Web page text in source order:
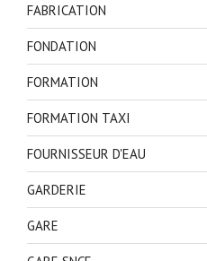
FABRICATION
FONDATION
FORMATION
FORMATION TAXI
FOURNISSEUR D'EAU
GARDERIE
GARE